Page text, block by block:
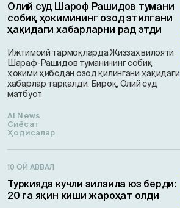
Олий суд Шароф Рашидов тумани
собиқ ҳокимининг озод этилгани
ҳақидаги хабарларни рад этди
Ижтимоий тармоқларда Жиззах вилояти
Шараф-Рашидов туманининг собиқ
ҳокими ҳибсдан озод қилингани ҳақидаги
хабарлар тарқалди. Бироқ, Олий суд
матбуот
AI News
Сиёсат
Ҳодисалар
10 ОЙ АВВАЛ
Туркияда кучли зилзила юз берди:
20 га яқин киши жароҳат олди